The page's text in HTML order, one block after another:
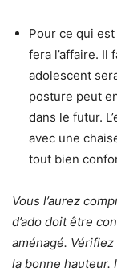
Pour ce qui
fera l’affaire. Il
adolescent
posture peut
dans le futur.
avec une
tout bien
Vous l’aurez
d’ado doit être
aménagé. Vérifiez
la bonne hauteur.